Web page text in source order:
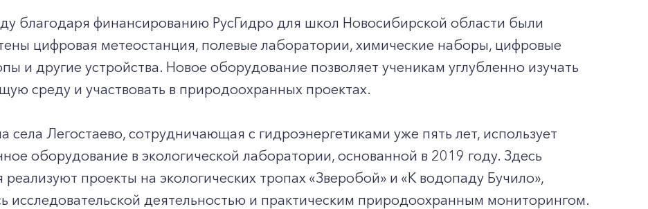
благодаря финансированию РусГидро для школ Новосибирской области были
цифровая метеостанция, полевые лаборатории, химические наборы, цифровые
и другие устройства. Новое оборудование позволяет ученикам углубленно изучать
среду и участвовать в природоохранных проектах.
села Легостаево, сотрудничающая с гидроэнергетиками уже пять лет, использует
оборудование в экологической лаборатории, основанной в 2019 году. Здесь
реализуют проекты на экологических тропах «Зверобой» и «К водопаду Бучило»,
исследовательской деятельностью и практическим природоохранным мониторингом.